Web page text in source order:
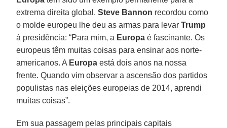
extrema direita global.Steve Bannon recordou como
o molde europeu lhe deu as armas para levarTrump
à presidência: “Para mim, a Europa é fascinante. Os
europeus têm muitas coisas para ensinar aos norte-
americanos. A Europa está dois anos na nossa
frente. Quando vim observar a ascensão dos partidos
populistas nas eleições europeias de 2014, aprendi
muitas coisas”.
Em sua passagem pelas principais capitais